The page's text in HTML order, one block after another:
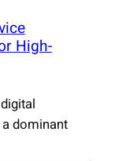
High-
dominant